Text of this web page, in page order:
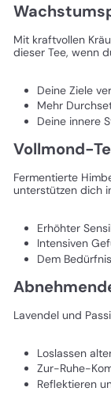
Mit kraftvollen
dieser Tee, wenn
Deine Ziele
Mehr
Deine innere
Vollmond-
Fermentierte
unterstützen dich
Erhöhter
Intensiven
Dem
Lavendel und
Loslassen
Zur-Ruhe-
Reflektieren